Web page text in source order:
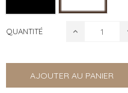
QUANTITÉ
AJOUTER AU PANIER